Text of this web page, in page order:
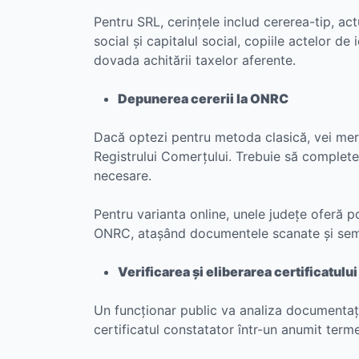
Pentru SRL, cerințele includ cererea-tip,
social și capitalul social, copiile actelor
dovada achitării taxelor aferente.
Depunerea cererii la ONRC
Dacă optezi pentru metoda clasică, vei
Registrului Comerțului. Trebuie să
necesare.
Pentru varianta online, unele județe oferă
ONRC, atașând documentele scanate și
Verificarea și eliberarea
Un funcționar public va analiza
certificatul constatator într-un anumit